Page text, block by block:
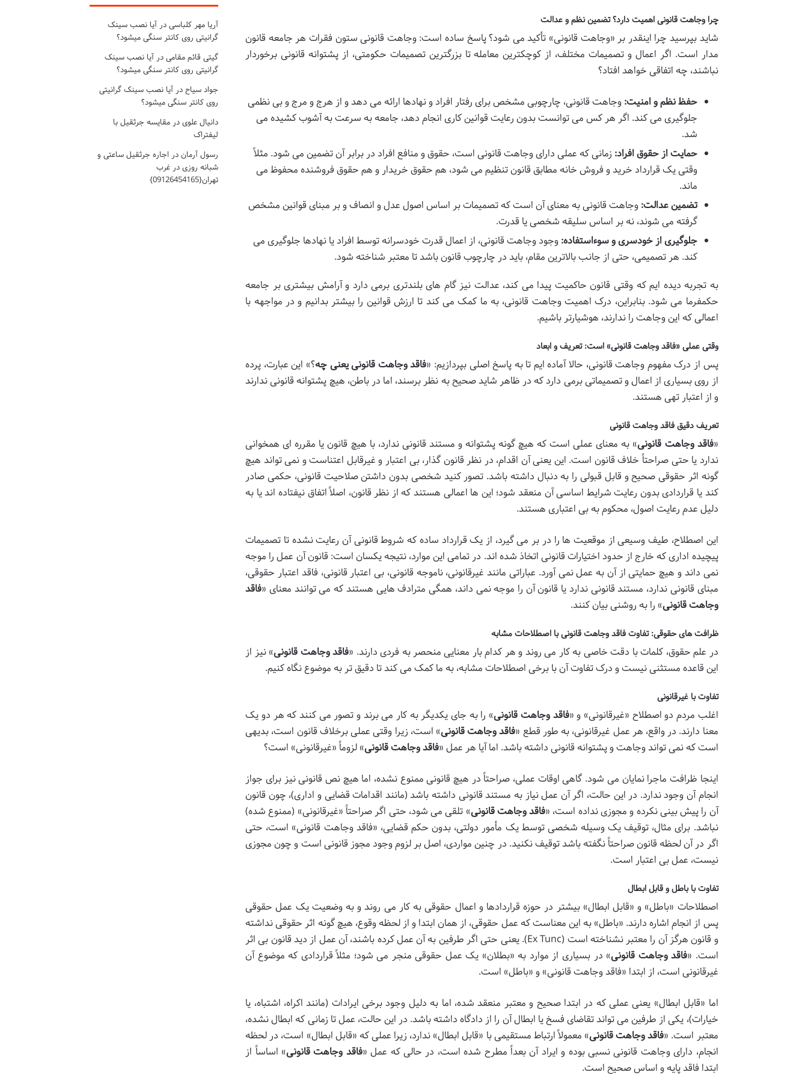
چرا وجاهت قانونی اهمیت دارد؟ تضمین نظم و عدالت
شاید بپرسید چرا اینقدر بر «وجاهت قانونی» تأکید می شود؟ پاسخ ساده است: وجاهت قانونی ستون فقرات هر جامعه قانون
مدار است. اگر اعمال و تصمیمات مختلف، از کوچکترین معامله تا بزرگترین تصمیمات حکومتی، از پشتوانه قانونی برخوردار
نباشند، چه اتفاقی خواهد افتاد؟
حفظ نظم و امنیت: وجاهت قانونی، چارچوبی مشخص برای رفتار افراد و نهادها ارائه می دهد و از هرج و مرج و بی نظمی
جلوگیری می کند. اگر هر کس می توانست بدون رعایت قوانین کاری انجام دهد، جامعه به سرعت به آشوب کشیده می
شد.
حمایت از حقوق افراد: زمانی که عملی دارای وجاهت قانونی است، حقوق و منافع افراد در برابر آن تضمین می شود. مثلاً
وقتی یک قرارداد خرید و فروش خانه مطابق قانون تنظیم می شود، هم حقوق خریدار و هم حقوق فروشنده محفوظ می
ماند.
تضمین عدالت: وجاهت قانونی به معنای آن است که تصمیمات بر اساس اصول عدل و انصاف و بر مبنای قوانین مشخص
گرفته می شوند، نه بر اساس سلیقه شخصی یا قدرت.
جلوگیری از خودسری و سوءاستفاده: وجود وجاهت قانونی، از اعمال قدرت خودسرانه توسط افراد یا نهادها جلوگیری می
کند. هر تصمیمی، حتی از جانب بالاترین مقام، باید در چارچوب قانون باشد تا معتبر شناخته شود.
به تجربه دیده ایم که وقتی قانون حاکمیت پیدا می کند، عدالت نیز گام های بلندتری برمی دارد و آرامش بیشتری بر جامعه
حکمفرما می شود. بنابراین، درک اهمیت وجاهت قانونی، به ما کمک می کند تا ارزش قوانین را بیشتر بدانیم و در مواجهه با
اعمالی که این وجاهت را ندارند، هوشیارتر باشیم.
وقتی عملی «فاقد وجاهت قانونی» است: تعریف و ابعاد
پس از درک مفهوم وجاهت قانونی، حالا آماده ایم تا به پاسخ اصلی بپردازیم: «فاقد وجاهت قانونی یعنی چه؟» این عبارت، پرده
از روی بسیاری از اعمال و تصمیماتی برمی دارد که در ظاهر شاید صحیح به نظر برسند، اما در باطن، هیچ پشتوانه قانونی ندارند
و از اعتبار تهی هستند.
تعریف دقیق فاقد وجاهت قانونی
«فاقد وجاهت قانونی» به معنای عملی است که هیچ گونه پشتوانه و مستند قانونی ندارد، با هیچ قانون یا مقرره ای همخوانی
ندارد یا حتی صراحتاً خلاف قانون است. این یعنی آن اقدام، در نظر قانون گذار، بی اعتبار و غیرقابل اعتناست و نمی تواند هیچ
گونه اثر حقوقی صحیح و قابل قبولی را به دنبال داشته باشد. تصور کنید شخصی بدون داشتن صلاحیت قانونی، حکمی صادر
کند یا قراردادی بدون رعایت شرایط اساسی آن منعقد شود؛ این ها اعمالی هستند که از نظر قانون، اصلاً اتفاق نیفتاده اند یا به
دلیل عدم رعایت اصول، محکوم به بی اعتباری هستند.
این اصطلاح، طیف وسیعی از موقعیت ها را در بر می گیرد، از یک قرارداد ساده که شروط قانونی آن رعایت نشده تا تصمیمات
پیچیده اداری که خارج از حدود اختیارات قانونی اتخاذ شده اند. در تمامی این موارد، نتیجه یکسان است: قانون آن عمل را موجه
نمی داند و هیچ حمایتی از آن به عمل نمی آورد. عباراتی مانند غیرقانونی، ناموجه قانونی، بی اعتبار قانونی، فاقد اعتبار حقوقی،
مبنای قانونی ندارد، مستند قانونی ندارد یا قانون آن را موجه نمی داند، همگی مترادف هایی هستند که می توانند معنای «فاقد
وجاهت قانونی» را به روشنی بیان کنند.
ظرافت های حقوقی: تفاوت فاقد وجاهت قانونی با اصطلاحات مشابه
در علم حقوق، کلمات با دقت خاصی به کار می روند و هر کدام بار معنایی منحصر به فردی دارند. «فاقد وجاهت قانونی» نیز از
این قاعده مستثنی نیست و درک تفاوت آن با برخی اصطلاحات مشابه، به ما کمک می کند تا دقیق تر به موضوع نگاه کنیم.
تفاوت با غیرقانونی
اغلب مردم دو اصطلاح «غیرقانونی» و «فاقد وجاهت قانونی» را به جای یکدیگر به کار می برند و تصور می کنند که هر دو یک
معنا دارند. در واقع، هر عمل غیرقانونی، به طور قطع «فاقد وجاهت قانونی» است، زیرا وقتی عملی برخلاف قانون است، بدیهی
است که نمی تواند وجاهت و پشتوانه قانونی داشته باشد. اما آیا هر عمل «فاقد وجاهت قانونی» لزوماً «غیرقانونی» است؟
اینجا ظرافت ماجرا نمایان می شود. گاهی اوقات عملی، صراحتاً در هیچ قانونی ممنوع نشده، اما هیچ نص قانونی نیز برای جواز
انجام آن وجود ندارد. در این حالت، اگر آن عمل نیاز به مستند قانونی داشته باشد (مانند اقدامات قضایی و اداری)، چون قانون
آن را پیش بینی نکرده و مجوزی نداده است، «فاقد وجاهت قانونی» تلقی می شود، حتی اگر صراحتاً «غیرقانونی» (ممنوع شده)
نباشد. برای مثال، توقیف یک وسیله شخصی توسط یک مأمور دولتی، بدون حکم قضایی، «فاقد وجاهت قانونی» است، حتی
اگر در آن لحظه قانون صراحتاً نگفته باشد توقیف نکنید. در چنین مواردی، اصل بر لزوم وجود مجوز قانونی است و چون مجوزی
نیست، عمل بی اعتبار است.
تفاوت با باطل و قابل ابطال
اصطلاحات «باطل» و «قابل ابطال» بیشتر در حوزه قراردادها و اعمال حقوقی به کار می روند و به وضعیت یک عمل حقوقی
پس از انجام اشاره دارند. «باطل» به این معناست که عمل حقوقی، از همان ابتدا و از لحظه وقوع، هیچ گونه اثر حقوقی نداشته
و قانون هرگز آن را معتبر نشناخته است (Ex Tunc). یعنی حتی اگر طرفین به آن عمل کرده باشند، آن عمل از دید قانون بی اثر
است. «فاقد وجاهت قانونی» در بسیاری از موارد به «بطلان» یک عمل حقوقی منجر می شود؛ مثلاً قراردادی که موضوع آن
غیرقانونی است، از ابتدا «فاقد وجاهت قانونی» و «باطل» است.
اما «قابل ابطال» یعنی عملی که در ابتدا صحیح و معتبر منعقد شده، اما به دلیل وجود برخی ایرادات (مانند اکراه، اشتباه، یا
خیارات)، یکی از طرفین می تواند تقاضای فسخ یا ابطال آن را از دادگاه داشته باشد. در این حالت، عمل تا زمانی که ابطال نشده،
معتبر است. «فاقد وجاهت قانونی» معمولاً ارتباط مستقیمی با «قابل ابطال» ندارد، زیرا عملی که «قابل ابطال» است، در لحظه
انجام، دارای وجاهت قانونی نسبی بوده و ایراد آن بعداً مطرح شده است، در حالی که عمل «فاقد وجاهت قانونی» اساساً از
ابتدا فاقد پایه و اساس صحیح است.
آریا مهر کلباسیدر آیا نصب سینک
گرانیتی روی کانتر سنگی میشود؟
گیتی قائم مقامیدر آیا نصب سینک
گرانیتی روی کانتر سنگی میشود؟
جواد سیاحدر آیا نصب سینک گرانیتی
روی کانتر سنگی میشود؟
دانیال علویدر مقایسه جرثقیل با
لیفتراک
رسول آرماندر اجاره جرثقیل ساعتی و
شبانه روزی در غرب
تهران{09126454165}